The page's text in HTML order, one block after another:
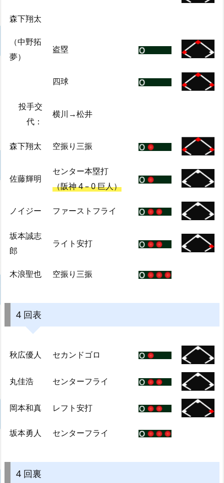
森下翔太
（中野拓
夢）
盗塁
四球
投手交
代：
横川→松井
森下翔太 空振り三振
佐藤輝明
センター本塁打
（阪神 4 – 0 巨人）
ノイジー ファーストフライ
坂本誠志
郎
ライト安打
木浪聖也 空振り三振
4 回表
秋広優人 セカンドゴロ
丸佳浩 センターフライ
岡本和真 レフト安打
坂本勇人 センターフライ
4 回裏